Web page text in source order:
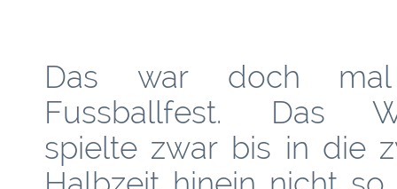
Das war doch
Fussballfest. Das
spielte zwar bis in die